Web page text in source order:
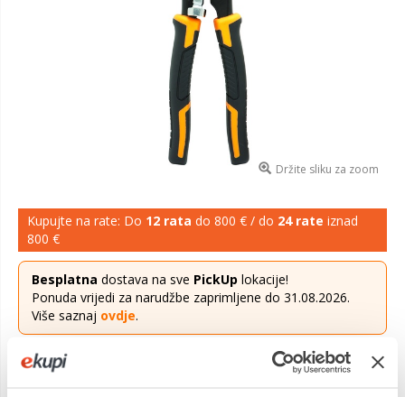
Držite sliku za zoom
Kupujte na rate: Do 12 rata do 800 € / do 24 rate iznad
800 €
Besplatna dostava na sve PickUp lokacije!
Ponuda vrijedi za narudžbe zaprimljene do 31.08.2026.
Više saznaj ovdje.
Cijena 39,16 €